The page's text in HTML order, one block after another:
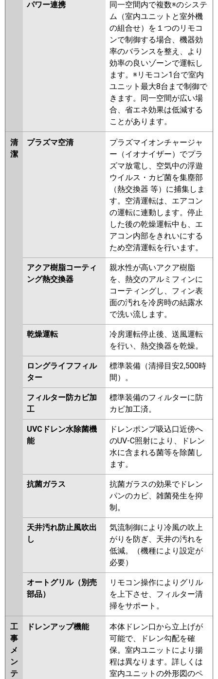
P56U6KB
PA-P56U6KNB PA-
P56U6CB PA-P56U6CNB
PA-
P56U6HNB PA-P56U6HB PA-
P56U6K
PA-P56U6KN PA-
P56U6H PA-P56U6HN
パワー連携
同一空間内で複数※のシステ
ム（室内ユニットと室外機
の組合せ）を１つのリモコ
ンで制御する場合、機器効
率のバランスを整え、より
効率の良いゾーンで運転し
ます。※リモコン1台で室内
ユニット最大8台まで制御で
きます。同一空間が広い場
合、省エネ効果は低減する
ことがあります。
清
潔
プラズマ空清
プラズマイオンチャージャ
ー（イオナイザー）でプラ
ズマ放電し、空気中の浮遊
ウイルス・カビ菌を集塵部
（熱交換器 等）に捕集しま
す。空清運転は、エアコン
の運転に連動します。停止
した後の乾燥運転中も、エ
アコン内部をきれいにする
ため空清運転を行います。
アクア樹脂コーティ
ング熱交換器
親水性が高いアクア樹脂
を、熱交のアルミフィンに
コーティングし、フィン表
面の汚れを冷房時の結露水
で洗い流します。
乾燥運転
冷房運転停止後、送風運転
を行い、熱交換器を乾燥。
ロングライフフィル
ター
標準装備（清掃目安2,500時
間）。
フィルター防カビ加
工
標準装備のフィルターに防
カビ加工済。
UVCドレン水除菌機
能
ドレンポンプ吸込口近傍へ
のUV-C照射により、ドレン
水に含まれる菌等を除菌し
ます。
抗菌ガラス
抗菌ガラスの効果でドレン
パンのカビ、雑菌発生を抑
制。
天井汚れ防止風吹出
し
気流制御により冷風の吹上
がりを防ぎ、天井の汚れを
低減。（機種により設定が
必要）
オートグリル（別売
部品）
リモコン操作によりグリル
を上下させ、フィルター清
掃をサポート。
工
事
メ
ン
テ
ドレンアップ機能
本体ドレン口から立上げが
可能で、ドレン勾配を確
保。室内ユニットにより揚
程は異なります。詳しくは
室内ユニットの外形図のペ